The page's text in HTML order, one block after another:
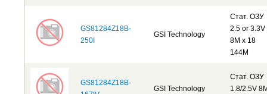
GS81284Z18B-
250I
GSI Technology
Стат. ОЗУ
2.5 or 3.3V
8M x 18
144M
GS81284Z18B-
GSI Technology
Стат. ОЗУ
1.8/2.5V